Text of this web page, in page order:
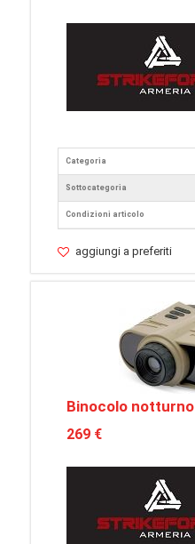
Categoria
Sottocategoria
Condizioni articolo
aggiungi a preferiti
Binocolo notturno
269 €